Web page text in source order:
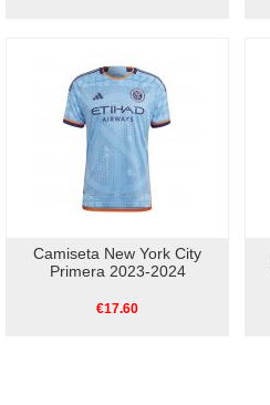
Camiseta New York City
Primera 2023-2024
€17.60